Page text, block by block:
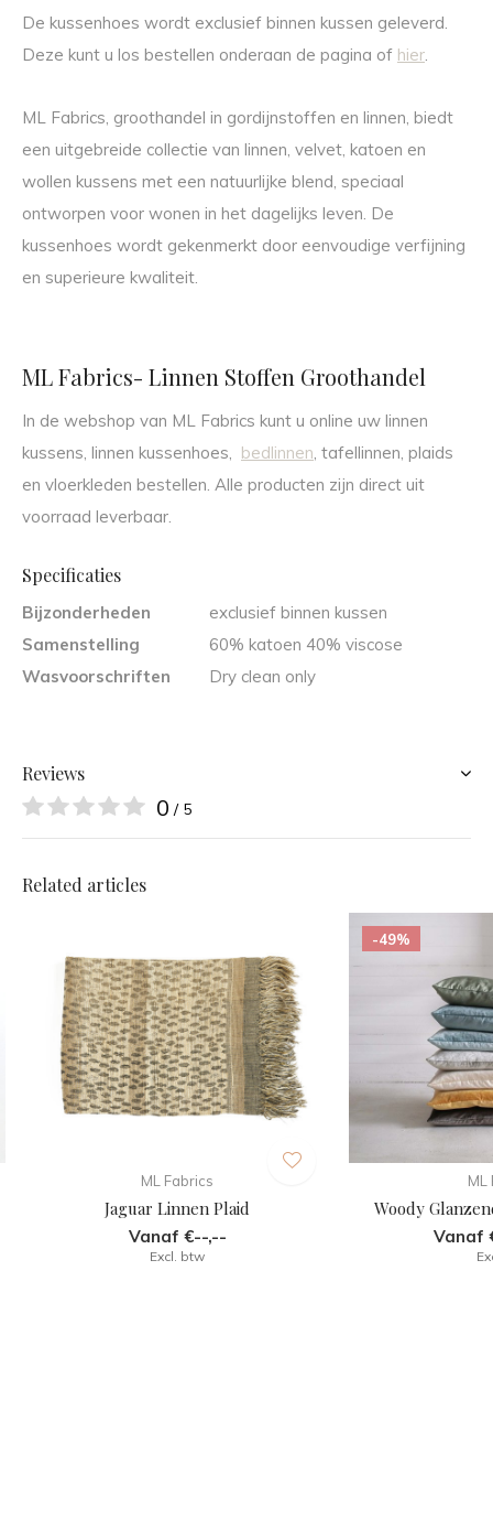
De kussenhoes wordt exclusief binnen kussen geleverd.
Deze kunt u los bestellen onderaan de pagina of hier.
ML Fabrics, groothandel in gordijnstoffen en linnen, biedt
een uitgebreide collectie van linnen, velvet, katoen en
wollen kussens met een natuurlijke blend, speciaal
ontworpen voor wonen in het dagelijks leven. De
kussenhoes wordt gekenmerkt door eenvoudige verfijning
en superieure kwaliteit.
ML Fabrics- Linnen Stoffen Groothandel
In de webshop van ML Fabrics kunt u online uw linnen
kussens, linnen kussenhoes, bedlinnen, tafellinnen, plaids
en vloerkleden bestellen. Alle producten zijn direct uit
voorraad leverbaar.
Specificaties
Bijzonderheden
exclusief binnen kussen
Samenstelling
60% katoen 40% viscose
Wasvoorschriften
Dry clean only
Reviews
0 / 5
Related articles
ML Fabrics
Jaguar Linnen Plaid
Vanaf €--,--
Excl. btw
-49%
ML
Woody
Vanaf